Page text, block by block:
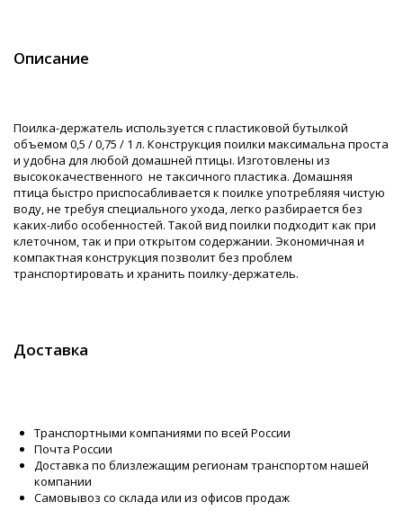
Описание
Поилка-держатель используется с пластиковой бутылкой
объемом 0,5 / 0,75 / 1 л. Конструкция поилки максимальна проста
и удобна для любой домашней птицы. Изготовлены из
высококачественного не таксичного пластика. Домашняя
птица быстро приспосабливается к поилке употребляяя чистую
воду, не требуя специального ухода, легко разбирается без
каких-либо особенностей. Такой вид поилки подходит как при
клеточном, так и при открытом содержании. Экономичная и
компактная конструкция позволит без проблем
транспортировать и хранить поилку-держатель.
Доставка
Транспортными компаниями по всей России
Почта России
Доставка по близлежащим регионам транспортом нашей
компании
Самовывоз со склада или из офисов продаж